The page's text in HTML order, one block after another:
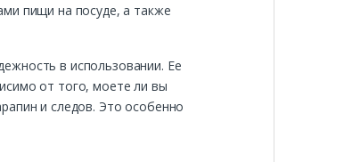
пищи на посуде, а также
в использовании. Ее
от того, моете ли вы
и следов. Это особенно